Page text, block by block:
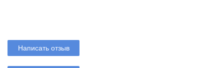
Написать отзыв